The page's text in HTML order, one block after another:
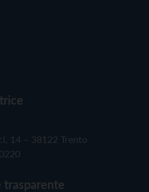
14 – 38122 Trento
trasparente